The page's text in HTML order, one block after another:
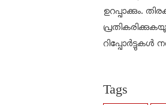
ഉറപ്പാക്കും.
റിപ്പോർട്ടുകൾ
Tags